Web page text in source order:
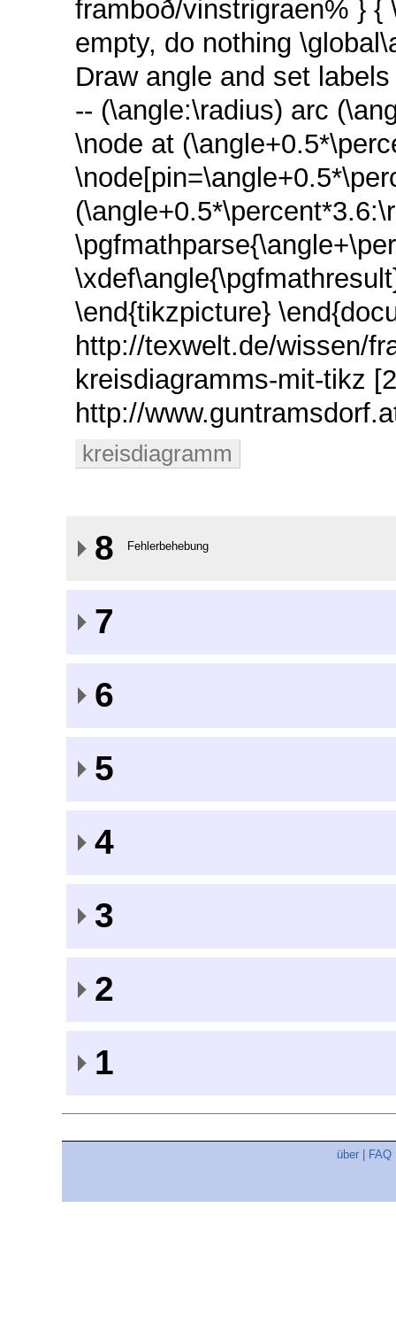
framboð/vinstrigraen% }
empty, do nothing
Draw angle and set
-- (\angle:\radius) arc
\node at
\end{tikzpicture}
http://texwelt.de/wissen/
kreisdiagramms-mit-tikz
http://
kreisdiagramm
8 Fehlerbehebung
7
6
5
4
3
2
1
über FAQ